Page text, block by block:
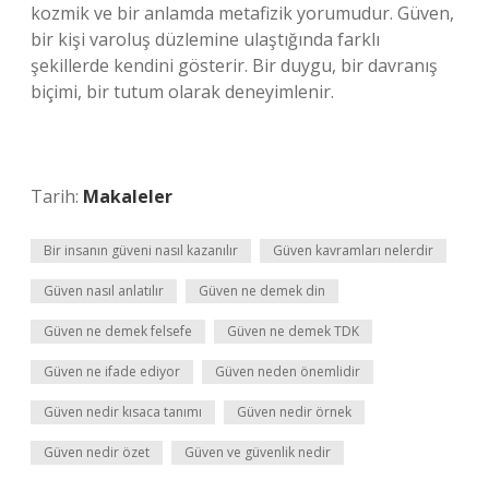
kozmik ve bir anlamda metafizik yorumudur. Güven,
bir kişi varoluş düzlemine ulaştığında farklı
şekillerde kendini gösterir. Bir duygu, bir davranış
biçimi, bir tutum olarak deneyimlenir.
Tarih: Makaleler
Bir insanın güveni nasıl kazanılır Güven kavramları nelerdir
Güven nasıl anlatılır Güven ne demek din
Güven ne demek felsefe Güven ne demek TDK
Güven ne ifade ediyor Güven neden önemlidir
Güven nedir kısaca tanımı Güven nedir örnek
Güven nedir özet Güven ve güvenlik nedir